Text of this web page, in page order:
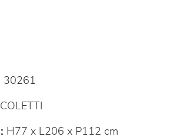
30261
H77 x L206 x P112 cm